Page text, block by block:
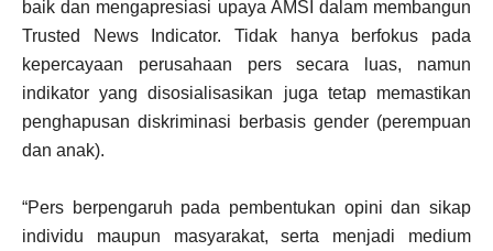
baik dan mengapresiasi upaya AMSI dalam membangun
Trusted News Indicator. Tidak hanya berfokus pada
kepercayaan perusahaan pers secara luas, namun
indikator yang disosialisasikan juga tetap memastikan
penghapusan diskriminasi berbasis gender (perempuan
dan anak).
“Pers berpengaruh pada pembentukan opini dan sikap
individu maupun masyarakat, serta menjadi medium